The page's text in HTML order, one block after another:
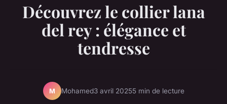
Découvrez le collier lana
del rey : élégance et
tendresse
M Mohamed3 avril 20255 min de lecture